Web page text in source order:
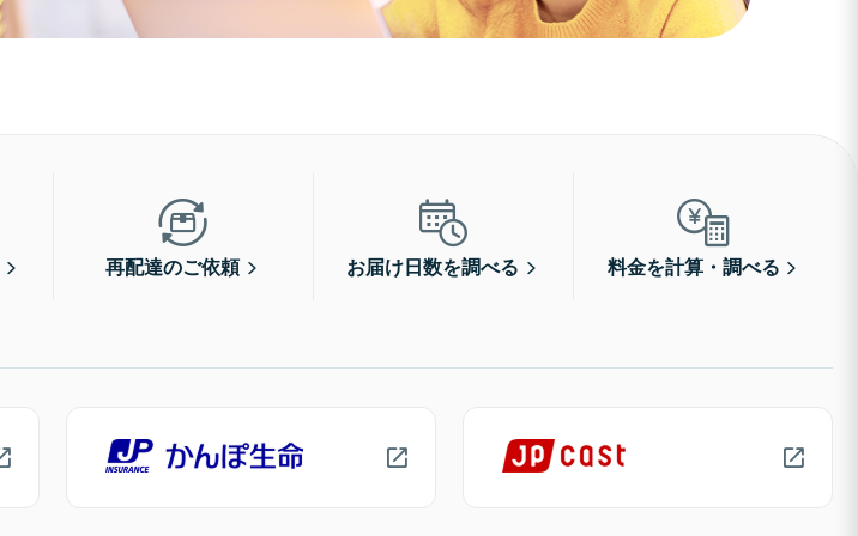
再配達のご依頼 お届け日数を調べる 料金を計算・調べる